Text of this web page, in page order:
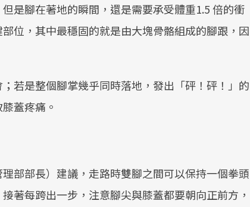
是腳在著地的瞬間，還是需要承受體重1.5 倍的衝
位，其中最穩固的就是由大塊骨骼組成的腳跟，因
若是整個腳掌幾乎同時落地，發出「砰！砰！」的
蓋疼痛。
部部長）建議，走路時雙腳之間可以保持一個拳頭
著每跨出一步，注意腳尖與膝蓋都要朝向正前方，